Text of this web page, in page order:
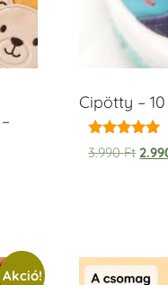
Cipötty –
Értékelés:
5.00
3.990Ft
Akció!